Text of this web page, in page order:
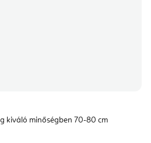
kiváló minőségben 70-80 cm